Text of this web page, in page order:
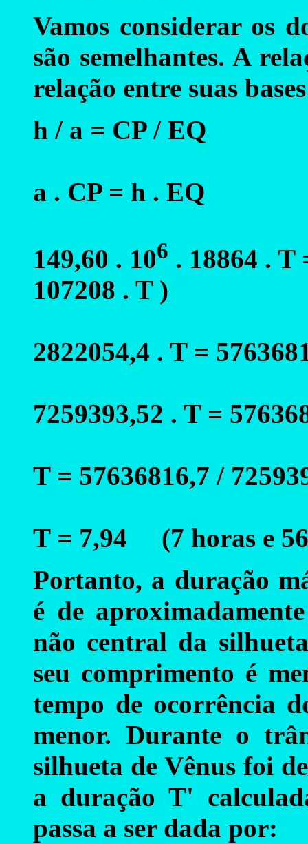
Vamos considerar os
são semelhantes. A
relação entre suas
h / a = CP / EQ
a . CP = h . EQ
149,60 . 106 . 18864 . T
107208 . T )
2822054,4 . T =
7259393,52 . T =
T = 57636816,7 /
T = 7,94 (7 horas e
Portanto, a duração
é de
não central da
seu comprimento é
tempo de ocorrência
menor. Durante o
silhueta de Vênus foi
a duração T'
passa a ser dada por: